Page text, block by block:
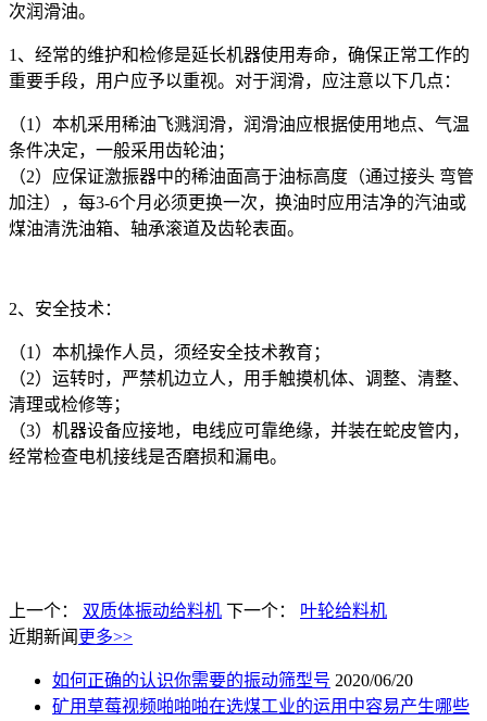
次润滑油。
1、经常的维护和检修是延长机器使用寿命，确保正常工作的
重要手段，用户应予以重视。对于润滑，应注意以下几点：
（1）本机采用稀油飞溅润滑，润滑油应根据使用地点、气温
条件决定，一般采用齿轮油；
（2）应保证激振器中的稀油面高于油标高度（通过接头 弯管
加注），每3-6个月必须更换一次，换油时应用洁净的汽油或
煤油清洗油箱、轴承滚道及齿轮表面。
2、安全技术：
（1）本机操作人员，须经安全技术教育；
（2）运转时，严禁机边立人，用手触摸机体、调整、清整、
清理或检修等；
（3）机器设备应接地，电线应可靠绝缘，并装在蛇皮管内，
经常检查电机接线是否磨损和漏电。
上一个： 双质体振动给料机 下一个： 叶轮给料机
近期新闻 更多>>
如何正确的认识你需要的振动筛型号 2020/06/20
矿用草莓视频啪啪啪在选煤工业的运用中容易产生哪些